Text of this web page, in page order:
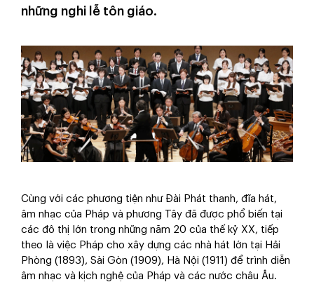
những nghi lễ tôn giáo.
Cùng với các phương tiện như Đài Phát thanh, đĩa hát,
âm nhạc của Pháp và phương Tây đã được phổ biến tại
các đô thị lớn trong những năm 20 của thế kỷ XX, tiếp
theo là việc Pháp cho xây dựng các nhà hát lớn tại Hải
Phòng (1893), Sài Gòn (1909), Hà Nội (1911) để trình diễn
âm nhạc và kịch nghệ của Pháp và các nước châu Âu.